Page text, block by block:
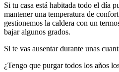
Si tu casa está habitada todo el día
mantener una temperatura de
gestionemos la caldera con un
bajar algunos grados.
Si te vas ausentar durante unas
¿Tengo que purgar todos los años